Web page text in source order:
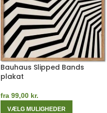
Bauhaus Slipped Bands
plakat
fra 99,00 kr.
VÆLG MULIGHEDER